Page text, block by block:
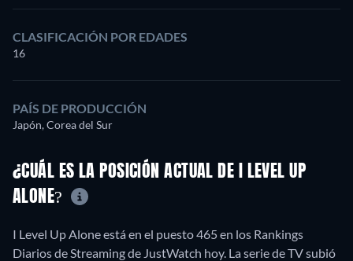
CLASIFICACIÓN POR EDADES
16
PAÍS DE PRODUCCIÓN
Japón, Corea del Sur
¿CUÁL ES LA POSICIÓN ACTUAL DE I LEVEL UP
ALONE?
I Level Up Alone está en el puesto 465 en los Rankings
Diarios de Streaming de JustWatch hoy. La serie de TV subió